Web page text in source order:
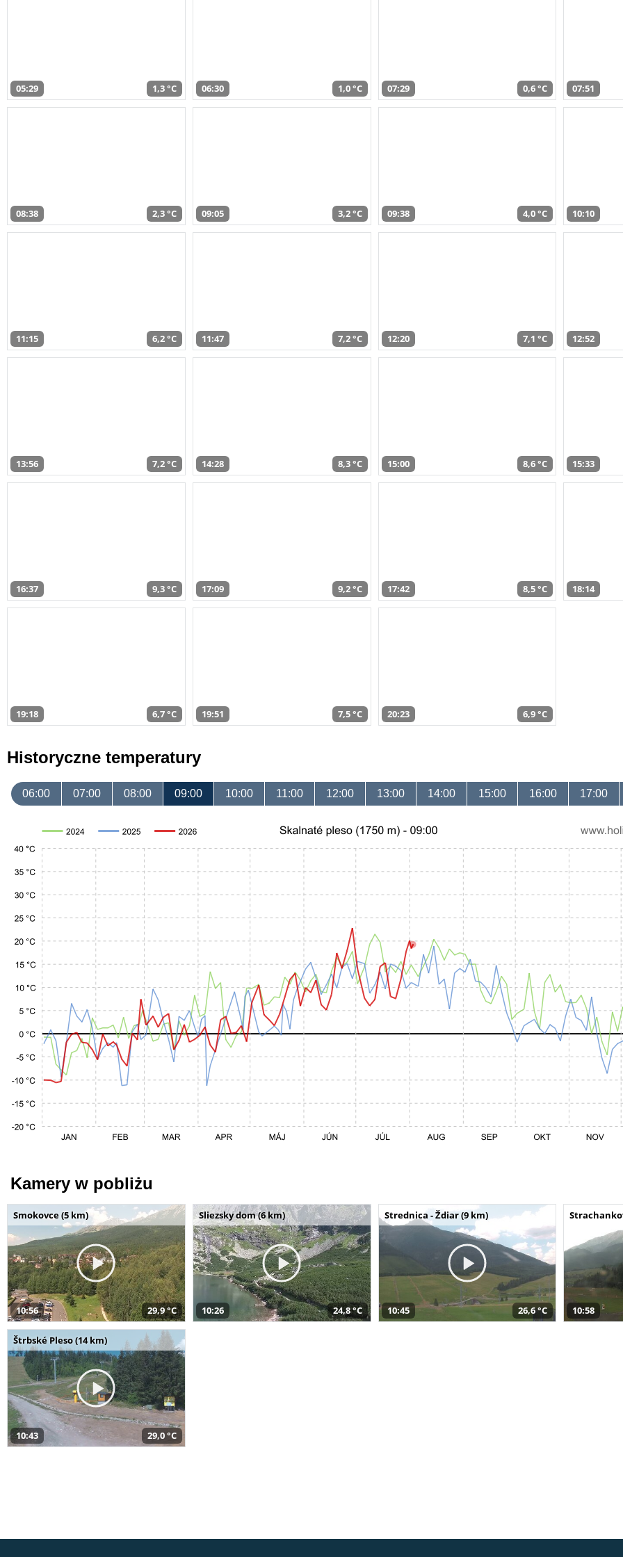
05:29 1,3 °C 06:30 1,0 °C 07:29 0,6 °C 07:51
08:38 2,3 °C 09:05 3,2 °C 09:38 4,0 °C 10:10
11:15 6,2 °C 11:47 7,2 °C 12:20 7,1 °C 12:52
13:56 7,2 °C 14:28 8,3 °C 15:00 8,6 °C 15:33
16:37 9,3 °C 17:09 9,2 °C 17:42 8,5 °C 18:14
19:18 6,7 °C 19:51 7,5 °C 20:23 6,9 °C
Historyczne temperatury
06:00 07:00 08:00 09:00 10:00 11:00 12:00 13:00 14:00 15:00 16:00 17:00
Kamery w pobliżu
Smokovce (5 km)
10:56 29,9 °C
Sliezsky dom (6 km)
10:26 24,8 °C
Strednica - Ždiar (9 km)
10:45 26,6 °C 10:58
Štrbské Pleso (14 km)
10:43 29,0 °C